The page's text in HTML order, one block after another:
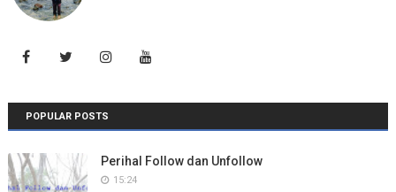
POPULAR POSTS
Perihal Follow dan Unfollow
15:24